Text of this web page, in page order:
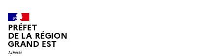
PRÉFET
DE LA RÉGION
GRAND EST